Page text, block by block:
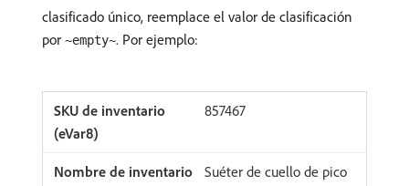
clasificado único, reemplace el valor de clasificación
por ~empty~. Por ejemplo:
857467
Suéter de cuello de pico